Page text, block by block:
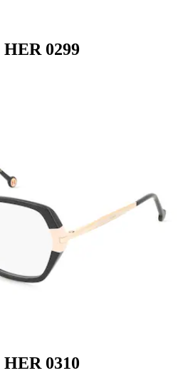
HER 0299
HER 0310